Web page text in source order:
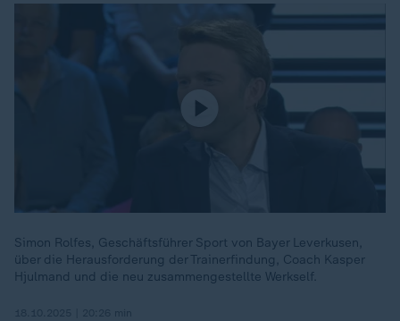
Simon Rolfes, Geschäftsführer Sport von Bayer Leverkusen,
über die Herausforderung der Trainerfindung, Coach Kasper
Hjulmand und die neu zusammengestellte Werkself.